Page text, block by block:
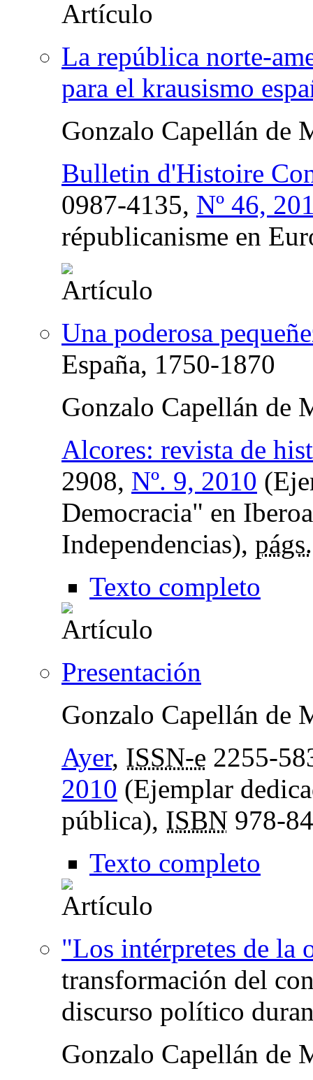
La república norte-
para el krausismo
Gonzalo Capellán de
Bulletin d'Histoire
0987-4135, Nº 46,
républicanisme en
Una poderosa
España, 1750-1870
Gonzalo Capellán de
Alcores: revista de
2908, Nº. 9, 2010
Democracia" en
Independencias), págs.
Texto completo
Presentación
Gonzalo Capellán de
Ayer, ISSN-e 2255-
2010 (Ejemplar
pública), ISBN 978-
Texto completo
"Los intérpretes de la
transformación del
discurso político
Gonzalo Capellán de